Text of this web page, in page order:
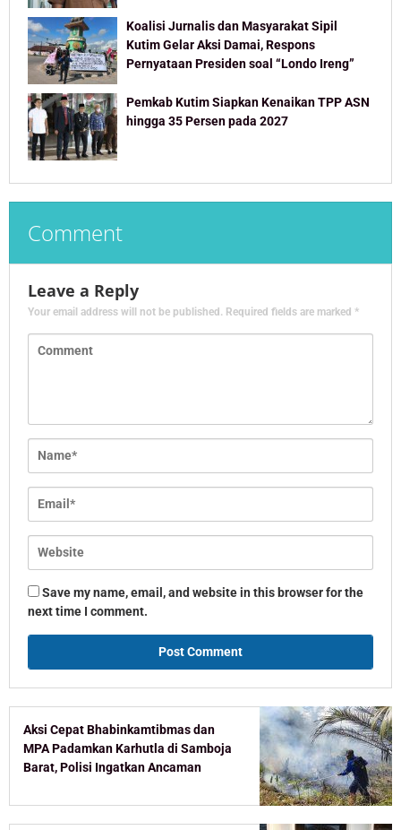
Koalisi Jurnalis dan Masyarakat Sipil
Kutim Gelar Aksi Damai, Respons
Pernyataan Presiden soal “Londo Ireng”
Pemkab Kutim Siapkan Kenaikan TPP ASN
hingga 35 Persen pada 2027
Comment
Leave a Reply
Your email address will not be published. Required fields are marked *
Save my name, email, and website in this browser for the
next time I comment.
Aksi Cepat Bhabinkamtibmas dan
MPA Padamkan Karhutla di Samboja
Barat, Polisi Ingatkan Ancaman